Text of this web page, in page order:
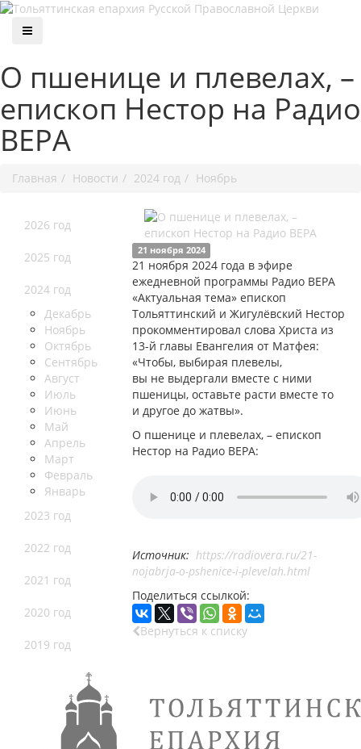
О пшенице и плевелах, –
епископ Нестор на Радио
ВЕРА
Главная Новости 2024 год Ноябрь
2026 год
2025 год
2024 год
Декабрь
Ноябрь
Октябрь
Сентябрь
Август
Июль
Июнь
Май
Апрель
Март
Февраль
Январь
2023 год
2022 год
2021 год
2020 год
2019 год
21 ноября 2024
21 ноября 2024 года в эфире
ежедневной программы Радио ВЕРА
«Актуальная тема» епископ
Тольяттинский и Жигулёвский Нестор
прокомментировал слова Христа из
13-й главы Евангелия от Матфея:
«Чтобы, выбирая плевелы,
вы не выдергали вместе с ними
пшеницы, оставьте расти вместе то
и другое до жатвы».
О пшенице и плевелах, – епископ
Нестор на Радио ВЕРА:
Источник: https://radiovera.ru/21-
nojabrja-o-pshenice-i-plevelah.html
Поделиться ссылкой:
Вернуться к списку